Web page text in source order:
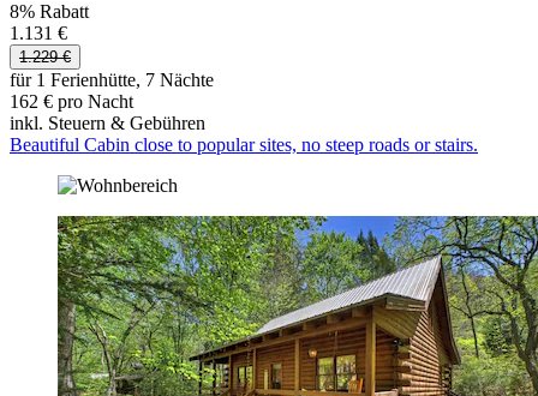
8% Rabatt
1.131 €
1.229 €
für 1 Ferienhütte, 7 Nächte
162 € pro Nacht
inkl. Steuern & Gebühren
Beautiful Cabin close to popular sites, no steep roads or stairs.